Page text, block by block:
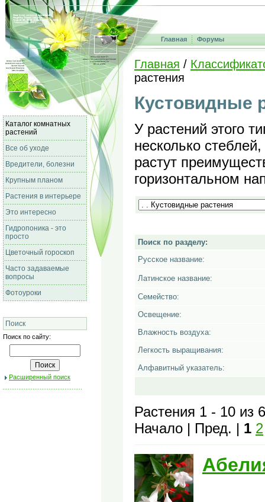
Главная Форумы
Каталог комнатных
растений
Все об уходе
Вредители, болезни
Крупным планом
Растения в интерьере
Это интересно
Гидропоника - это
просто
Цветочный гороскоп
Часто задаваемые
вопросы
Фотоуроки
Поиск
Поиск по сайту:
Расширенный поиск
Главная /
растения
Кустовидные
У растений этого
несколько
растут
горизонтальном
Поиск по разделу:
Русское название:
Латинское название:
Семейство:
Освещение:
Влажность воздуха:
Легкость выращивания:
Алфавитный указатель:
Растения 1 - 10 из
Начало | Пред. | 1 2